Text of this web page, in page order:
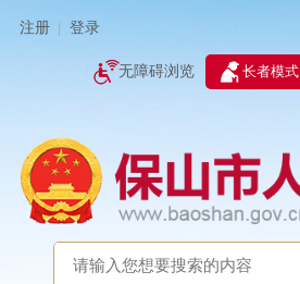
注册 登录
无障碍浏览 长者模式